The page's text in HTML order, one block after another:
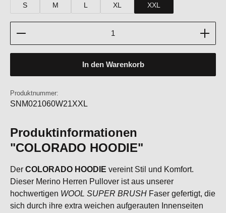
S M L XL XXL
Produkt Anzahl: Gib den gewünschten Wert ein
In den Warenkorb
Produktnummer:
SNM021060W21XXL
Produktinformationen
"COLORADO HOODIE"
Der COLORADO HOODIE vereint Stil und Komfort.
Dieser Merino Herren Pullover ist aus unserer
hochwertigen WOOL SUPER BRUSH Faser gefertigt, die
sich durch ihre extra weichen aufgerauten Innenseiten